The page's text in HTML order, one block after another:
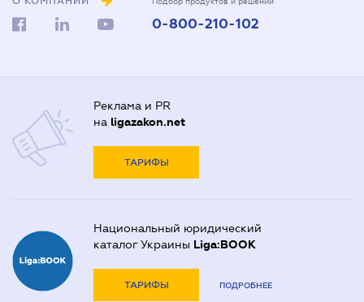
0-800-210-102
Реклама и PR
на ligazakon.net
ТАРИФЫ
Национальный юридический
каталог Украины Liga:BOOK
ТАРИФЫ ПОДРОБНЕЕ